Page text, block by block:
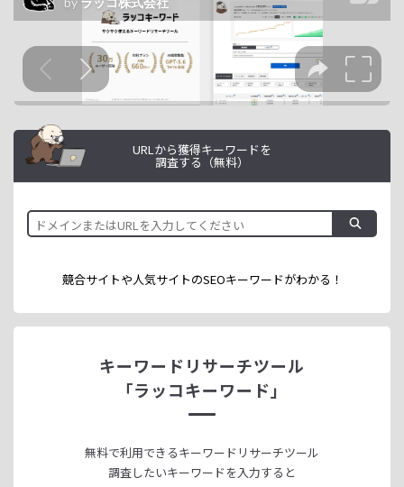
URLから獲得キーワードを
調査する（無料）
競合サイトや人気サイトのSEOキーワードがわかる！
キーワードリサーチツール
「ラッコキーワード」
無料で利用できるキーワードリサーチツール
調査したいキーワードを入力すると